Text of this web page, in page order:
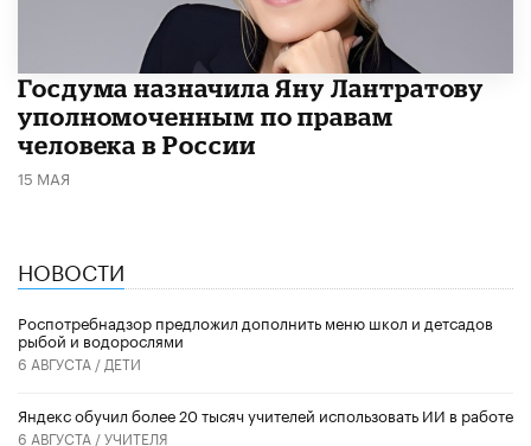
Госдума назначила Яну Лантратову
уполномоченным по правам
человека в России
15 МАЯ
НОВОСТИ
Роспотребнадзор предложил дополнить меню школ и детсадов
рыбой и водорослями
6 АВГУСТА / ДЕТИ
​Яндекс обучил более 20 тысяч учителей использовать ИИ в работе
6 АВГУСТА /УЧИТЕЛЯ